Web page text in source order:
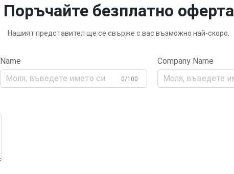
Поръчайте безплатно оферта
Нашият представител ще се свърже с вас възможно най-скоро.
Name
0/100
Company Name